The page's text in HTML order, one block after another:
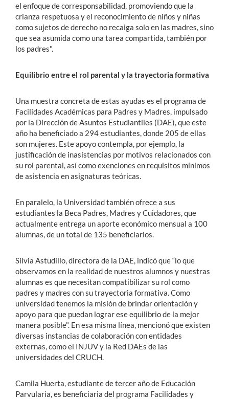
el enfoque de corresponsabilidad, promoviendo que la
crianza respetuosa y el reconocimiento de niños y niñas
como sujetos de derecho no recaiga solo en las madres, sino
que sea asumida como una tarea compartida, también por
los padres".
Equilibrio entre el rol parental y la trayectoria formativa
Una muestra concreta de estas ayudas es el programa de
Facilidades Académicas para Padres y Madres, impulsado
por la Dirección de Asuntos Estudiantiles (DAE), que este
año ha beneficiado a 294 estudiantes, donde 205 de ellas
son mujeres. Este apoyo contempla, por ejemplo, la
justificación de inasistencias por motivos relacionados con
su rol parental, así como exenciones en requisitos mínimos
de asistencia en asignaturas teóricas.
En paralelo, la Universidad también ofrece a sus
estudiantes la Beca Padres, Madres y Cuidadores, que
actualmente entrega un aporte económico mensual a 100
alumnas, de un total de 135 beneficiarios.
Silvia Astudillo, directora de la DAE, indicó que “lo que
observamos en la realidad de nuestros alumnos y nuestras
alumnas es que necesitan compatibilizar su rol como
padres y madres con su trayectoria formativa. Como
universidad tenemos la misión de brindar orientación y
apoyo para que puedan lograr ese equilibrio de la mejor
manera posible". En esa misma línea, mencionó que existen
diversas instancias de colaboración con entidades
externas, como el INJUV y la Red DAEs de las
universidades del CRUCH.
Camila Huerta, estudiante de tercer año de Educación
Parvularia, es beneficiaria del programa Facilidades y